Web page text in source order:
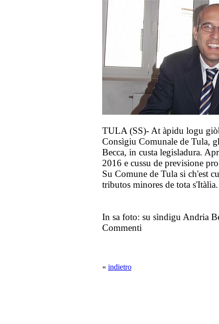
TULA (SS)- At àpidu logu
Consìgiu Comunale de Tula,
Becca, in custa legisladura.
2016 e cussu de previsione
Su Comune de Tula si ch'est
tributos minores de tota s'Itàlia.
In sa foto: su sìndigu Andria
Commenti
« indietro